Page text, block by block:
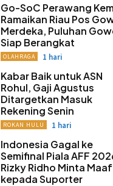
Go-SoC Perawang
Ramaikan Riau Pos
Merdeka, Puluhan
Siap Berangkat
OLAHRAGA 1 hari
Kabar Baik untuk ASN
Rohul, Gaji Agustus
Ditargetkan Masuk
Rekening Senin
ROKAN HULU 1 hari
Indonesia Gagal ke
Semifinal Piala AFF
Rizky Ridho Minta Maaf
kepada Suporter